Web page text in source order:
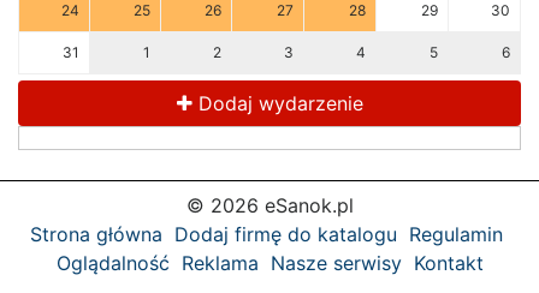
24 25 26 27 28 29 30
31 1 2 3 4 5 6
Dodaj wydarzenie
© 2026 eSanok.pl
Strona główna Dodaj firmę do katalogu Regulamin
Oglądalność Reklama Nasze serwisy Kontakt